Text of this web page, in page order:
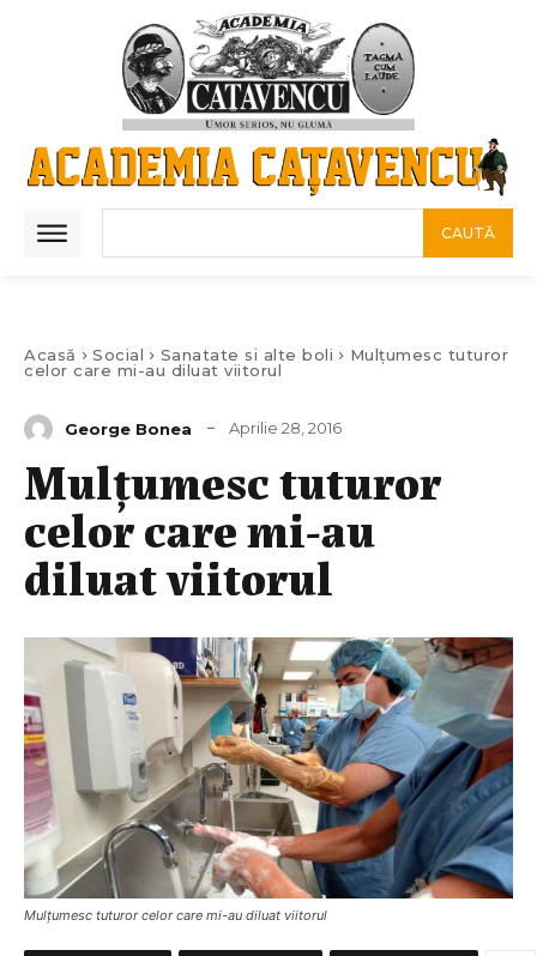
CAUTĂ
Acasă Social Sanatate si alte boli
Mulțumesc tuturor
celor care mi-au diluat viitorul
George Bonea Aprilie 28, 2016
Mulțumesc tuturor
celor care mi-au
diluat viitorul
Mulțumesc tuturor celor care mi-au diluat viitorul